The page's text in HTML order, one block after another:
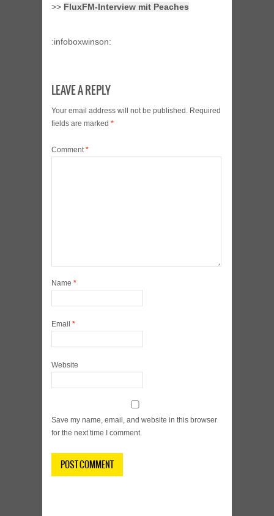
>> FluxFM-Interview mit Peaches
:infoboxwinson:
LEAVE A REPLY
Your email address will not be published. Required
fields are marked *
Comment*
Name *
Email *
Website
Save my name, email, and website in this browser
for the next time I comment.